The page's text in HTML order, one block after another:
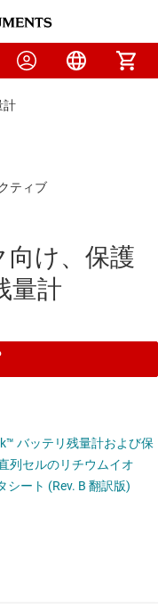
計
向け、保護
量計
バッテリ残量計および保
列セルのリチウムイオ
シート (Rev. B 翻訳版)